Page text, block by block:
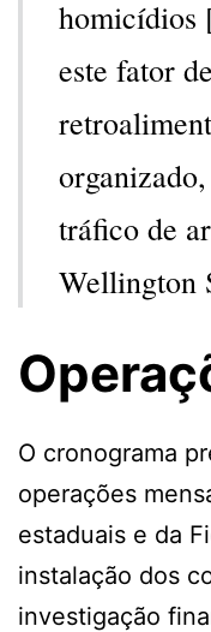
este fator
tráfico de
Wellington
O cronograma
operações
estaduais e da
instalação dos
investigação